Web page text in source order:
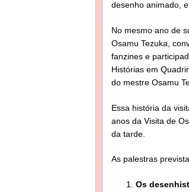
desenho animado,
No mesmo ano de
Osamu Tezuka,
fanzines e
Histórias em
do mestre Osamu
Essa história da
anos da Visita de
da tarde.
As palestras
Os